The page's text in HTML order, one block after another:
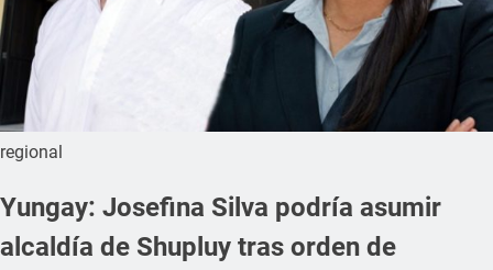
regional
Yungay: Josefina Silva podría asumir
alcaldía de Shupluy tras orden de